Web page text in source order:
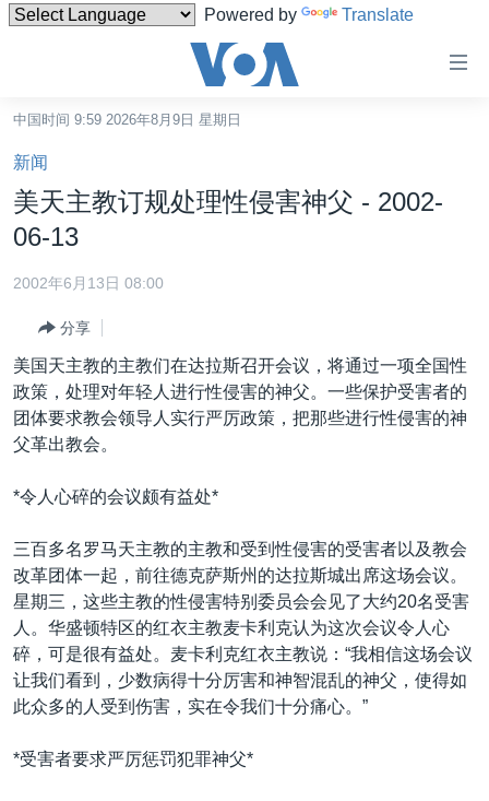
Powered by Translate
碍
链
接
跳
转
内
转
到
导
航
检
索
国际
最新国际新闻
印太
中东
欧洲
美洲
全球议题
分类新闻
经济·金融·贸易
人权·法律·宗教
科教·文娱·体健
劳工
环境
美中关系
热点专题
白宫要闻
美中关系
美国建国250周年
埃博拉疫情
美国之音专访
台海两岸关系
VOA视频
中文广播
关注我们
中国时间 9:59 2026年8月9日 星期日
新闻
美天主教订规处理性侵害神父 - 2002-
06-13
2002年6月13日 08:00
分享
美国天主教的主教们在达拉斯召开会议，将通过一项全国性
政策，处理对年轻人进行性侵害的神父。一些保护受害者的
团体要求教会领导人实行严厉政策，把那些进行性侵害的神
父革出教会。
*令人心碎的会议颇有益处*
三百多名罗马天主教的主教和受到性侵害的受害者以及教会
改革团体一起，前往德克萨斯州的达拉斯城出席这场会议。
星期三，这些主教的性侵害特别委员会会见了大约20名受害
人。华盛顿特区的红衣主教麦卡利克认为这次会议令人心
碎，可是很有益处。麦卡利克红衣主教说：“我相信这场会议
让我们看到，少数病得十分厉害和神智混乱的神父，使得如
此众多的人受到伤害，实在令我们十分痛心。”
*受害者要求严厉惩罚犯罪神父*